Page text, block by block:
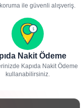
ile güvenli alışveriş.
Nakit Ödeme
Kapıda Nakit Ödeme
kullanabilirsiniz.